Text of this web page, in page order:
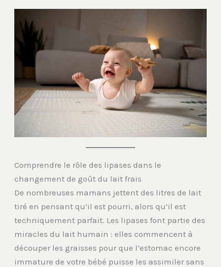
Comprendre le rôle des lipases dans le
changement de goût du lait frais
De nombreuses mamans jettent des litres de lait
tiré en pensant qu’il est pourri, alors qu’il est
techniquement parfait. Les lipases font partie des
miracles du lait humain : elles commencent à
découper les graisses pour que l’estomac encore
immature de votre bébé puisse les assimiler sans